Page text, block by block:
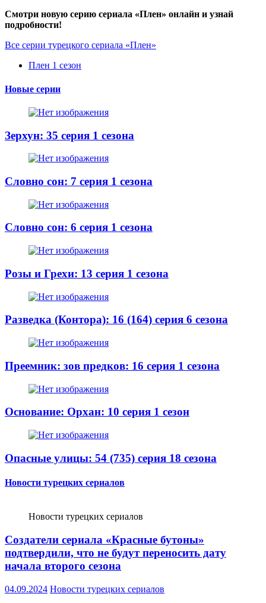
Смотри новую серию сериала «Плен» онлайн и узнай
подробности!
Все серии турецкого сериала «Плен»
Плен 1 сезон
Новые серии
Зерхун: 35 серия 1 сезона
Словно сон: 7 серия 1 сезона
Словно сон: 6 серия 1 сезона
Розы и Грехи: 13 серия 1 сезона
Разведка (Контора): 16 (164) серия 6 сезона
Преемник: зов предков: 16 серия 1 сезона
Основание: Орхан: 10 серия 1 сезон
Опасные улицы: 54 (735) серия 18 сезона
Новости турецких сериалов
Новости турецких сериалов
Создатели сериала «Красные бутоны»
подтвердили, что не будут переносить дату
начала второго сезона
04.09.2024 Новости турецких сериалов